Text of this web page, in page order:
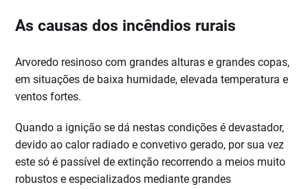
As causas dos incêndios rurais
Arvoredo resinoso com grandes alturas e grandes copas,
em situações de baixa humidade, elevada temperatura e
ventos fortes.
Quando a ignição se dá nestas condições é devastador,
devido ao calor radiado e convetivo gerado, por sua vez
este só é passível de extinção recorrendo a meios muito
robustos e especializados mediante grandes